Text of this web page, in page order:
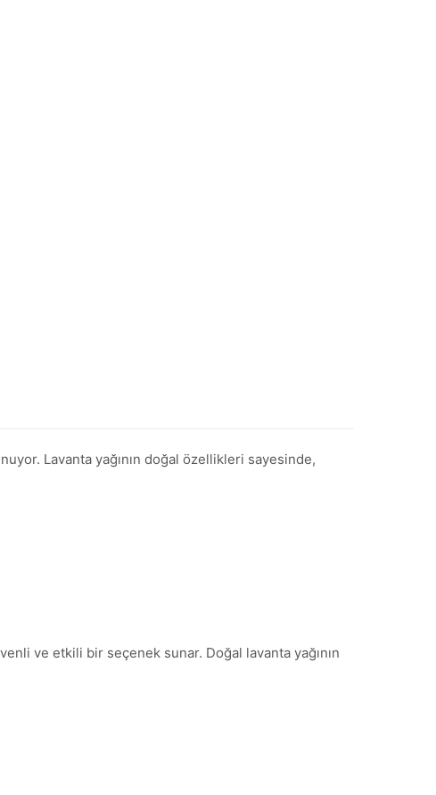
Lavanta yağının doğal özellikleri sayesinde,
ve etkili bir seçenek sunar. Doğal lavanta yağının